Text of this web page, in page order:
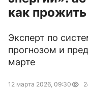
как
Эксперт по
прогнозом и
марте
12 марта 2026, 09:30